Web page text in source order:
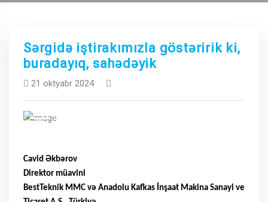
Sərgidə iştirakımızla göstəririk ki,
buradayıq, sahədəyik
21 oktyabr 2024
PreviousNext
Cavid Əkbərov
Direktor müavini
BestTeknik MMC və Anadolu Kafkas İnşaat Makina Sanayi ve